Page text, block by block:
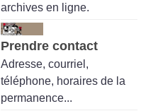
archives en ligne.
Prendre contact
Adresse, courriel,
téléphone, horaires de la
permanence...